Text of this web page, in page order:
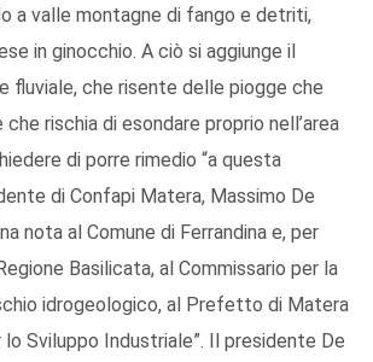
a valle montagne di fango e detriti,
in ginocchio. A ciò si aggiunge il
fluviale, che risente delle piogge che
rischia di esondare proprio nell’area
di porre rimedio “a questa
di Confapi Matera, Massimo De
nota al Comune di Ferrandina e, per
Basilicata, al Commissario per la
idrogeologico, al Prefetto di Matera
lo Sviluppo Industriale”. Il presidente De